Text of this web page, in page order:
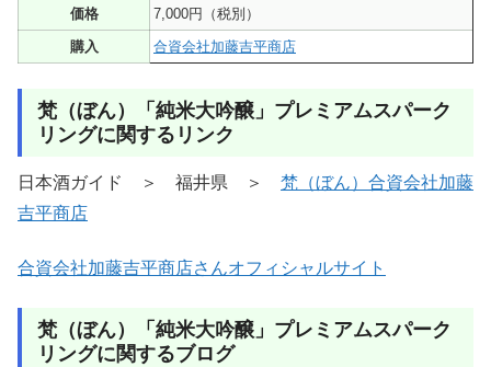
価格
7,000円（税別）
購入
合資会社加藤吉平商店
梵（ぼん）「純米大吟醸」プレミアムスパーク
リングに関するリンク
日本酒ガイド ＞ 福井県 ＞ 梵（ぼん）合資会社加藤
吉平商店
合資会社加藤吉平商店さんオフィシャルサイト
梵（ぼん）「純米大吟醸」プレミアムスパーク
リングに関するブログ